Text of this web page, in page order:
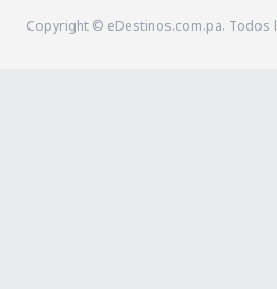
Copyright © eDestinos.com.pa. Todos